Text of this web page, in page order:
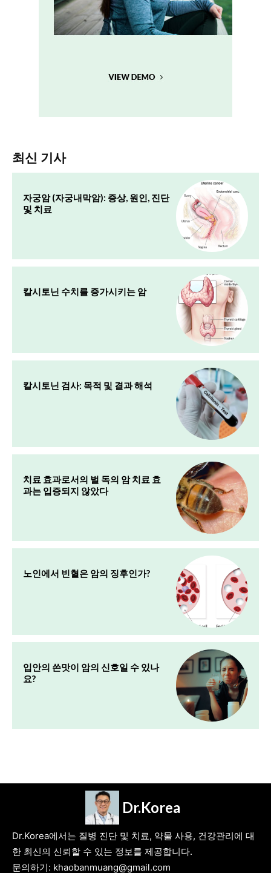
최신 기사
자궁암 (자궁내막암): 증상, 원인, 진단
및 치료
칼시토닌 수치를 증가시키는 암
칼시토닌 검사: 목적 및 결과 해석
치료 효과로서의 벌 독의 암 치료 효
과는 입증되지 않았다
노인에서 빈혈은 암의 징후인가?
입안의 쓴맛이 암의 신호일 수 있나
요?
Dr.Korea
Dr.Korea에서는 질병 진단 및 치료, 약물 사용, 건강관리에 대
한 최신의 신뢰할 수 있는 정보를 제공합니다.
문의하기: khaobanmuang@gmail.com